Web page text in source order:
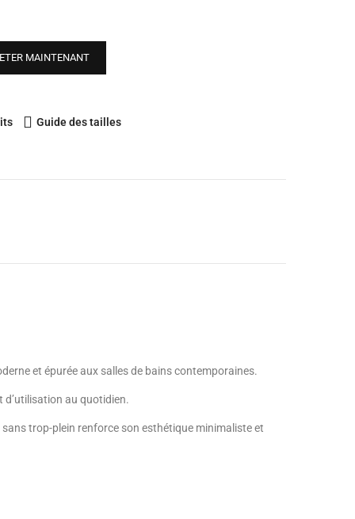
MAINTENANT
Guide des tailles
et épurée aux salles de bains contemporaines.
au quotidien.
trop-plein renforce son esthétique minimaliste et